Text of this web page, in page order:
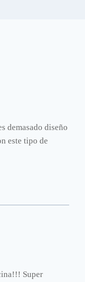
demasado diseño
este tipo de
Super